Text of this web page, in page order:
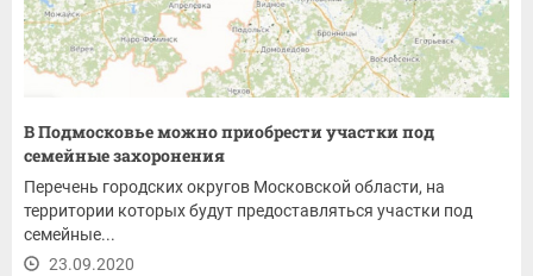
В Подмосковье можно приобрести участки под
семейные захоронения
Перечень городских округов Московской области, на
территории которых будут предоставляться участки под
семейные...
23.09.2020